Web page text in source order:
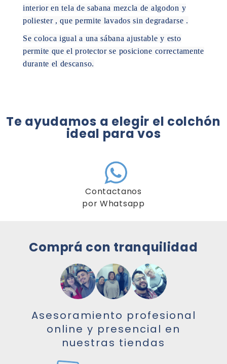
interior en tela de sabana mezcla de algodon y
poliester , que permite lavados sin degradarse .
Se coloca igual a una sábana ajustable y esto
permite que el protector se posicione correctamente
durante el descanso.
Te ayudamos a elegir el colchón
ideal para vos
Contactanos
por Whatsapp
Comprá con tranquilidad
Asesoramiento profesional
online y presencial en
nuestras tiendas